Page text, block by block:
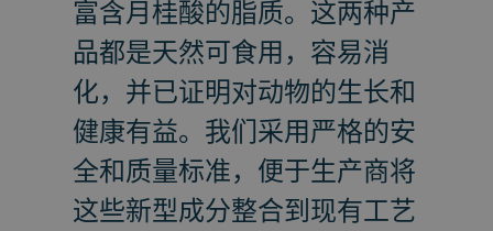
富含月桂酸的脂质。这两种产
品都是天然可食用，容易消
化，并已证明对动物的生长和
健康有益。我们采用严格的安
全和质量标准，便于生产商将
这些新型成分整合到现有工艺